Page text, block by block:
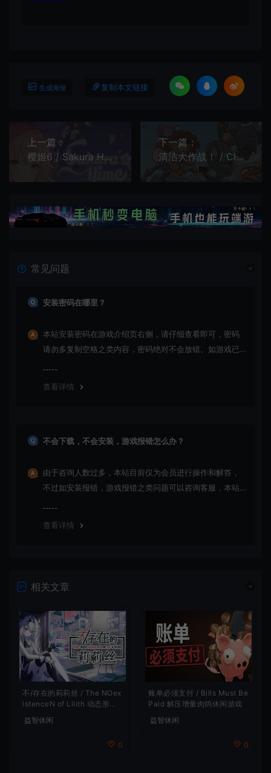
生成海报 复制本文链接
上一篇：
樱姬6 / Sakura Hime 6 二次元卡通解谜游戏
下一篇：
清洁大作战！ / Cleaning Up! 休闲清洁模拟游戏
常见问题
安装密码在哪里？
本站安装密码在游戏介绍页右侧，请仔细查看即可，密码
请勿多复制空格之类内容，密码绝对不会放错。如游戏已
查看详情
不会下载，不会安装，游戏报错怎么办？
由于咨询人数过多，本站目前仅为会员进行操作和解答，
不过如安装报错，游戏报错之类问题可以咨询客服，本站
查看详情
相关文章
不/存在的莉莉丝 / The NOex
istenceN of Lilith 动态形象
桌面互动游戏
益智休闲
0
账单必须支付 / Bills Must Be
Paid 解压增量肉鸽休闲游戏
益智休闲
0